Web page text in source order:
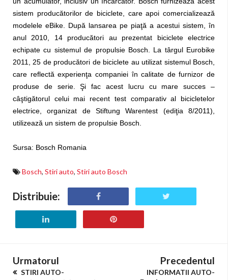
sistem producătorilor de biciclete, care apoi comercializează
modelele eBike. După lansarea pe piaţă a acestui sistem, în
anul 2010, 14 producători au prezentat biciclete electrice
echipate cu sistemul de propulsie Bosch. La târgul Eurobike
2011, 25 de producători de biciclete au utilizat sistemul Bosch,
care reflectă experienţa companiei în calitate de furnizor de
produse de serie. Şi fac acest lucru cu mare succes –
câştigătorul celui mai recent test comparativ al bicicletelor
electrice, organizat de Stiftung Warentest (ediţia 8/2011),
utilizează un sistem de propulsie Bosch.
Sursa: Bosch Romania
Bosch, Stiri auto, Stiri auto Bosch
Distribuie:
Urmatorul
STIRI AUTO-
Precedentul
INFORMATII AUTO-